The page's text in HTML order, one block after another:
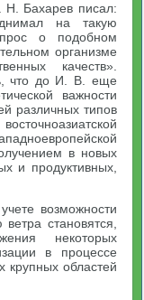
Бахарев писал:
на такую
о подобном
организме
качеств».
что до И. В. еще
важности
различных типов
в новых
и продуктивных,
возможности
становятся,
некоторых
в процессе
областей